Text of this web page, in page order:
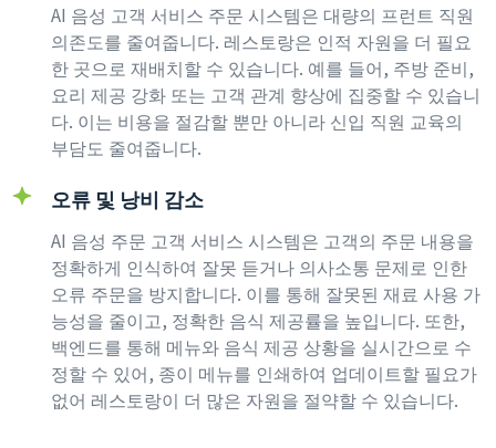
AI 음성 고객 서비스 주문 시스템은 대량의 프런트 직원
의존도를 줄여줍니다. 레스토랑은 인적 자원을 더 필요
한 곳으로 재배치할 수 있습니다. 예를 들어, 주방 준비,
요리 제공 강화 또는 고객 관계 향상에 집중할 수 있습니
다. 이는 비용을 절감할 뿐만 아니라 신입 직원 교육의
부담도 줄여줍니다.
오류 및 낭비 감소
AI 음성 주문 고객 서비스 시스템은 고객의 주문 내용을
정확하게 인식하여 잘못 듣거나 의사소통 문제로 인한
오류 주문을 방지합니다. 이를 통해 잘못된 재료 사용 가
능성을 줄이고, 정확한 음식 제공률을 높입니다. 또한,
백엔드를 통해 메뉴와 음식 제공 상황을 실시간으로 수
정할 수 있어, 종이 메뉴를 인쇄하여 업데이트할 필요가
없어 레스토랑이 더 많은 자원을 절약할 수 있습니다.